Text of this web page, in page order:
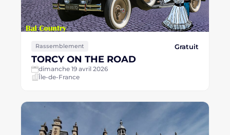
Rassemblement Gratuit
TORCY ON THE ROAD
dimanche 19 avril 2026
Île-de-France